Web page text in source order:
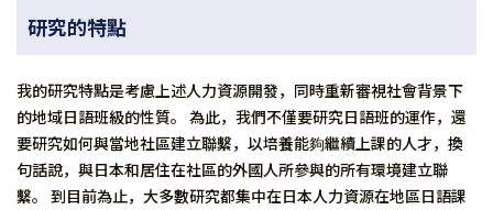
研究的特點
我的研究特點是考慮上述人力資源開發，同時重新審視社會背景下
的地域日語班級的性質。 為此，我們不僅要研究日語班的運作，還
要研究如何與當地社區建立聯繫，以培養能夠繼續上課的人才，換
句話說，與日本和居住在社區的外國人所參與的所有環境建立聯
繫。 到目前為止，大多數研究都集中在日本人力資源在地區日語課